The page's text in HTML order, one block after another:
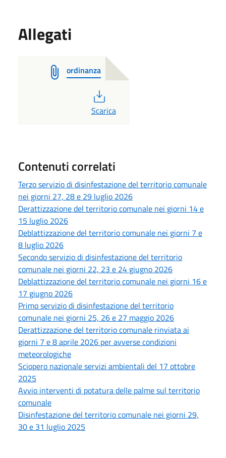
Allegati
ordinanza
PDF
Scarica
Contenuti correlati
Terzo servizio di disinfestazione del territorio comunale
nei giorni 27, 28 e 29 luglio 2026
Derattizzazione del territorio comunale nei giorni 14 e
15 luglio 2026
Deblattizzazione del territorio comunale nei giorni 7 e
8 luglio 2026
Secondo servizio di disinfestazione del territorio
comunale nei giorni 22, 23 e 24 giugno 2026
Deblattizzazione del territorio comunale nei giorni 16 e
17 giugno 2026
Primo servizio di disinfestazione del territorio
comunale nei giorni 25, 26 e 27 maggio 2026
Derattizzazione del territorio comunale rinviata ai
giorni 7 e 8 aprile 2026 per avverse condizioni
meteorologiche
Sciopero nazionale servizi ambientali del 17 ottobre
2025
Avvio interventi di potatura delle palme sul territorio
comunale
Disinfestazione del territorio comunale nei giorni 29,
30 e 31 luglio 2025